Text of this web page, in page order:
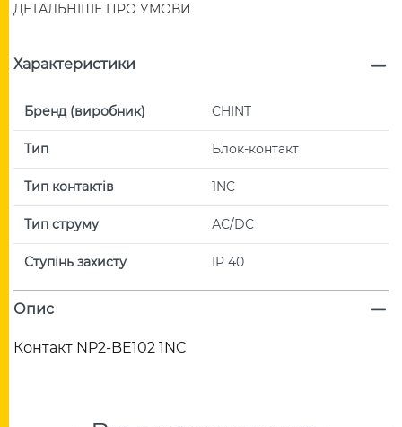
ДЕТАЛЬНІШЕ ПРО УМОВИ
Характеристики
Бренд (виробник) CHINT
Тип Блок-контакт
Тип контактів 1NC
Тип струму АС/DC
Ступінь захисту IP 40
Опис
Контакт NP2-BE102 1NC